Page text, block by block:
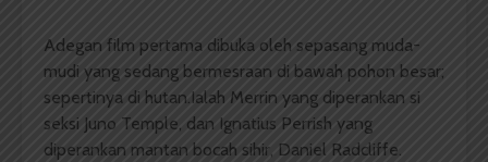
Adegan film pertama dibuka oleh sepasang muda-
mudi yang sedang bermesraan di bawah pohon besar;
sepertinya di hutan.Ialah Merrin yang diperankan si
seksi Juno Temple, dan Ignatius Perrish yang
diperankan mantan bocah sihir, Daniel Radcliffe.